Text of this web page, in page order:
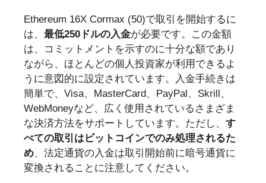
Ethereum 16X Cormax (50)で取引を開始するに
は、 最低250ドルの入金が必要です。この金額
は、コミットメントを示すのに十分な額であり
ながら、ほとんどの個人投資家が利用できるよ
うに意図的に設定されています。入金手続きは
簡単で、Visa、MasterCard、PayPal、Skrill、
WebMoneyなど、広く使用されているさまざま
な決済方法をサポートしています。ただし、 す
べての取引はビットコインでのみ処理されるた
め、法定通貨の入金は取引開始前に暗号通貨に
変換されることに注意してください。